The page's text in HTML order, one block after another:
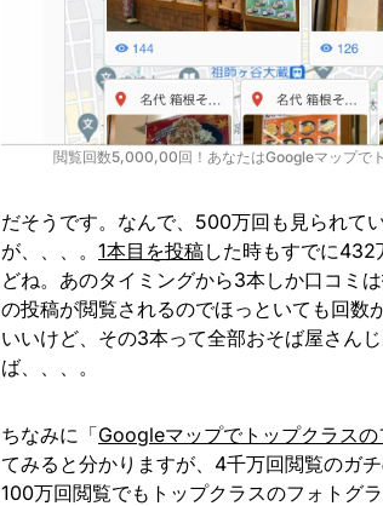
閲覧回数5,000,00回！あなたはGoogleマップで
だそうです。なんで、500万回も見られて
が、、、。 1本目を投稿した時もすでに432
どね。あのタイミングから3本しか口コミ
の投稿が閲覧されるのでほっといても回数
いいけど、その3本って全部おそば屋さん
ば、、、。
ちなみに「Googleマップでトップクラス
てみると分かりますが、4千万回閲覧のガ
100万回閲覧でもトップクラスのフォトグ